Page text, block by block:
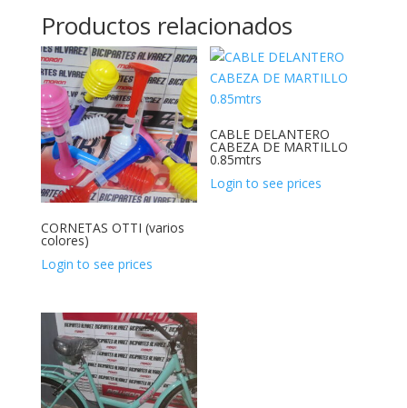
Productos relacionados
CORNETAS OTTI (varios
colores)
Login to see prices
CABLE DELANTERO
CABEZA DE MARTILLO
0.85mtrs
Login to see prices